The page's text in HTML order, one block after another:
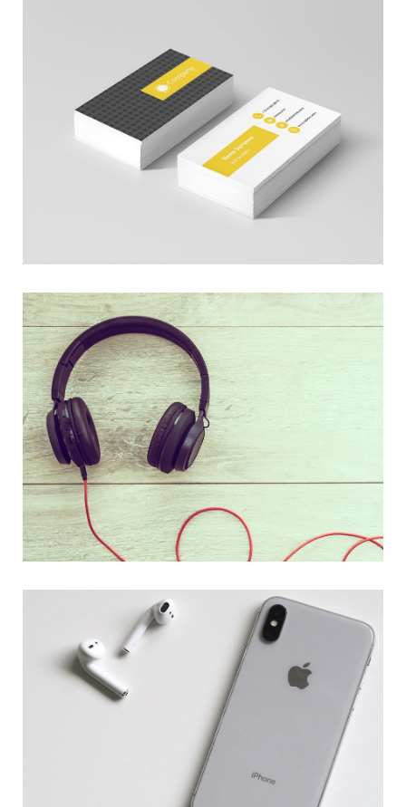
INVOICING
INVESTMENTS
DEBTS